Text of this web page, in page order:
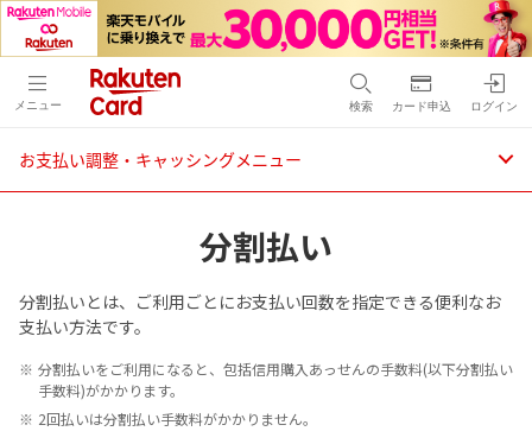
メニュー 検索 カード申込 ログイン
お支払い調整・キャッシングメニュー
分割払い
分割払いとは、ご利用ごとにお支払い回数を指定できる便利なお
支払い方法です。
分割払いをご利用になると、包括信用購入あっせんの手数料(以下分割払い
手数料)がかかります。
2回払いは分割払い手数料がかかりません。